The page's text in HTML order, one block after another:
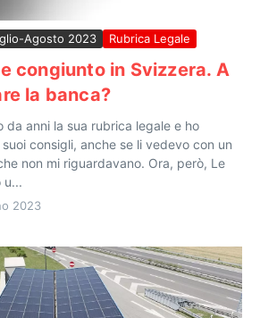
Agosto 2023 Rubrica Legale
congiunto in Svizzera. A
la banca?
da anni la sua rubrica legale e ho
consigli, anche se li vedevo con un
non mi riguardavano. Ora, però, Le
u...
2023